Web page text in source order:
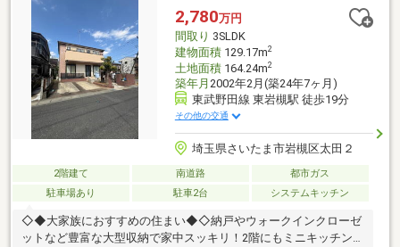
気になる事など、お気軽にご相談ください。駐車場も完備してお
りますので、お車でのご来店も大歓迎です！
2,780万円
間取り 3SLDK
建物面積129.17m2
土地面積164.24m2
築年月 2002年2月(築24年7ヶ月)
東武野田線 東岩槻駅 徒歩19分
その他の交通
埼玉県さいたま市岩槻区太田２
2階建て 南道路
都市ガス
駐車場あり
駐車2台 システムキッチン
◇◆大家族におすすめの住まい◆◇納戸やウォークインクローゼ
ットなど豊富な大型収納で家中スッキリ！2階にもミニキッチンと